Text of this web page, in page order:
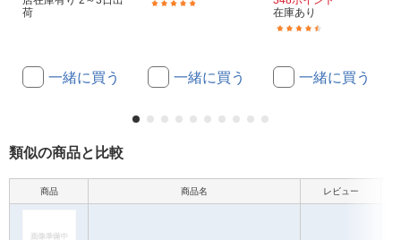
荷
一緒に買う 一緒に買う
在庫あり
一緒に買う
類似の商品と比較
商品 商品名 レビュー